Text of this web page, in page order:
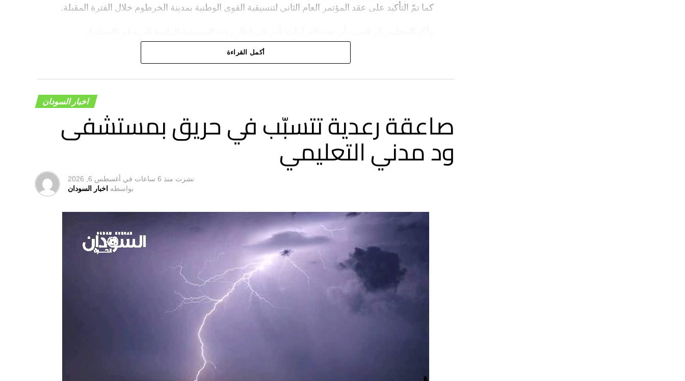
كما تمّ التأكيد على عقد المؤتمر العام الثاني لتنسيقية القوى الوطنية بمدينة الخرطوم خلال الفترة المقبلة.
السياسي، وترسيخ مؤسسات الدولة، والإسهام في إنجاح مسار الحوار السوداني – السوداني، بما يفضي
إلى توافق وطني شامل يؤسس لمرحلة جديدة من الأمن والاستقرار والتنمية.
أكمل القراءة
اخبار السودان
صاعقة رعدية تتسبّب في حريق بمستشفى
ود مدني التعليمي
نشرت منذ 6 ساعات في أغسطس 6, 2026
بواسطه اخبار السودان